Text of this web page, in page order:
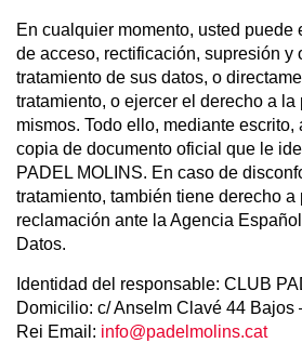
En cualquier momento, usted puede
de acceso, rectificación, supresión y
tratamiento de sus datos, o
tratamiento, o ejercer el derecho a
mismos. Todo ello, mediante escrito,
copia de documento oficial que le
PADEL MOLINS. En caso de
tratamiento, también tiene derecho a
reclamación ante la Agencia
Datos.
Identidad del responsable: CLUB
Domicilio: c/ Anselm Clavé 44 Bajos
Rei Email: info@padelmolins.cat